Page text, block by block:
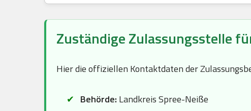
Zuständige Zulassungsstelle
Hier die offiziellen Kontaktdaten der
Behörde: Landkreis Spree-Neiße